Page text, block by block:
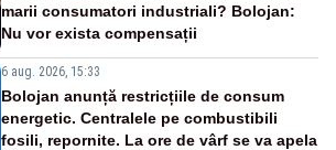
marii consumatori industriali? Bolojan:
Nu vor exista compensații
6 aug. 2026, 15:33
Bolojan anunță restricțiile de consum
energetic. Centralele pe combustibili
fosili, repornite. La ore de vârf se va apela